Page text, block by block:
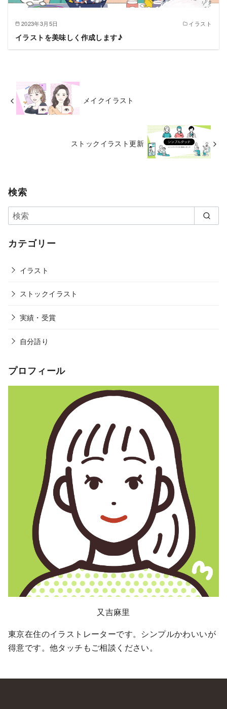
2023年3月5日 イラスト
イラストを美味しく作成します♪
メイクイラスト
ストックイラスト更新
検索
カテゴリー
イラスト
ストックイラスト
実績・受賞
自分語り
プロフィール
又吉麻里
東京在住のイラストレーターです。シンプルかわいいが
得意です。他タッチもご相談ください。